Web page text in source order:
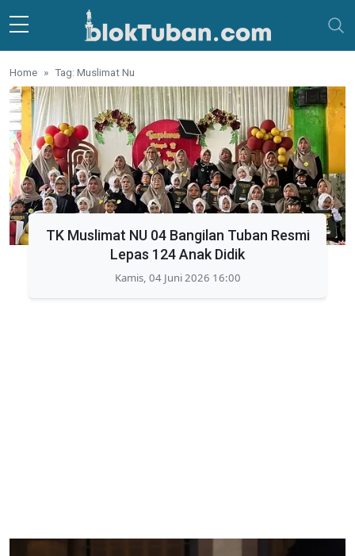
Skip to main content
Home Tag: Muslimat Nu
TK Muslimat NU 04 Bangilan Tuban Resmi
Lepas 124 Anak Didik
Kamis, 04 Juni 2026 16:00